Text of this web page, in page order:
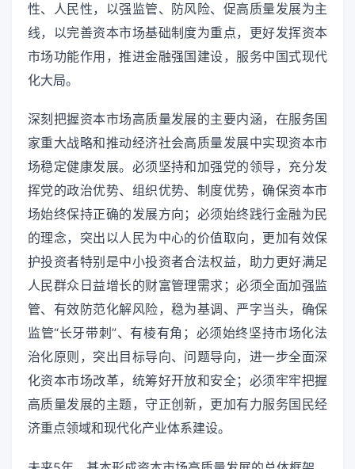
性、人民性，以强监管、防风险、促高质量发展为主
线，以完善资本市场基础制度为重点，更好发挥资本
市场功能作用，推进金融强国建设，服务中国式现代
化大局。
深刻把握资本市场高质量发展的主要内涵，在服务国
家重大战略和推动经济社会高质量发展中实现资本市
场稳定健康发展。必须坚持和加强党的领导，充分发
挥党的政治优势、组织优势、制度优势，确保资本市
场始终保持正确的发展方向；必须始终践行金融为民
的理念，突出以人民为中心的价值取向，更加有效保
护投资者特别是中小投资者合法权益，助力更好满足
人民群众日益增长的财富管理需求；必须全面加强监
管、有效防范化解风险，稳为基调、严字当头，确保
监管“长牙带刺”、有棱有角；必须始终坚持市场化法
治化原则，突出目标导向、问题导向，进一步全面深
化资本市场改革，统筹好开放和安全；必须牢牢把握
高质量发展的主题，守正创新，更加有力服务国民经
济重点领域和现代化产业体系建设。